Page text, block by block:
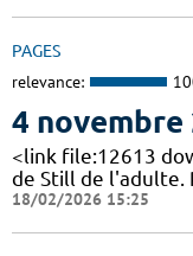
PAGES
relevance:
4 novembre
<link file:12613
de Still de l'adulte.
18/02/2026 15:25